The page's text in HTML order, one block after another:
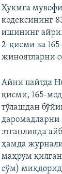
Ҳукмга
кодексининг
ишининг
2-қисми ва
жиноятларни
Айни пайтда
қисми, 165-
тўлашдан
даромадларни
этганликда
ҳамда
маҳрум
сўм)